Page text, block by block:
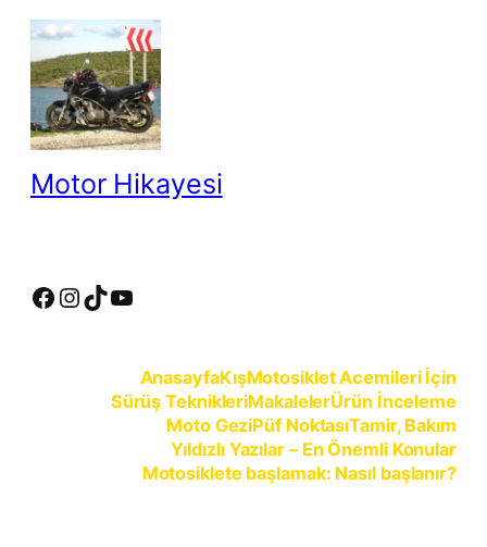
İçeriğe
Motor Hikayesi
Facebook InstagramTikTok YouTube
AnasayfaKışMotosiklet Acemileri İçin
Sürüş TeknikleriMakalelerÜrün İnceleme
Moto GeziPüf NoktasıTamir, Bakım
Yıldızlı Yazılar – En Önemli Konular
Motosiklete başlamak: Nasıl başlanır?